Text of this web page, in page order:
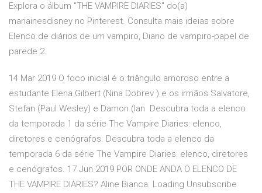
Explora o álbum "THE VAMPIRE DIARIES" do(a)
mariainesdisney no Pinterest. Consulta mais ideias sobre
Elenco de diários de um vampiro, Diario de vampiro-papel de
parede 2.
14 Mar 2019 O foco inicial é o triângulo amoroso entre a
estudante Elena Gilbert (Nina Dobrev ) e os irmãos Salvatore,
Stefan (Paul Wesley) e Damon (Ian Descubra toda a elenco
da temporada 1 da série The Vampire Diaries: elenco,
diretores e cenógrafos. Descubra toda a elenco da
temporada 6 da série The Vampire Diaries: elenco, diretores
e cenógrafos. 17 Jun 2019 POR ONDE ANDA O ELENCO DE
THE VAMPIRE DIARIES? Aline Bianca. Loading Unsubscribe